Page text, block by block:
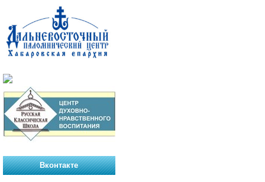
Вконтакте